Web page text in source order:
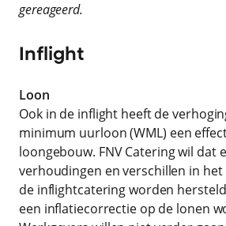
gereageerd.
Inflight
Loon
Ook in de inflight heeft de
minimum uurloon (WML) een
loongebouw. FNV Catering wil dat
verhoudingen en verschillen in
de inflightcatering worden
een inflatiecorrectie op de lonen